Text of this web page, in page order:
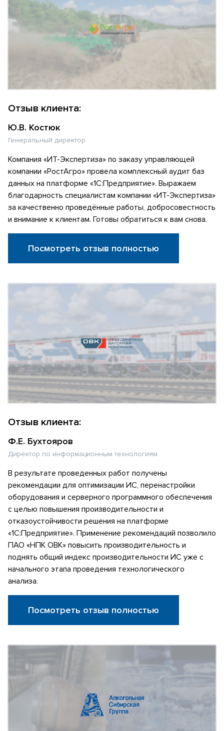
Отзыв клиента:
Ю.В. Костюк
Генеральный директор
Компания «ИТ-Экспертиза» по заказу управляющей
компании «РостАгро» провела комплексный аудит баз
данных на платформе «1С:Предприятие». Выражаем
благодарность специалистам компании «ИТ-Экспертиза»
за качественно проведённые работы, добросовестность
и внимание к клиентам. Готовы обратиться к вам снова.
Посмотреть отзыв полностью
Отзыв клиента:
Ф.Е. Бухтояров
Директор по информационным технологиям
В результате проведенных работ получены
рекомендации для оптимизации ИС, перенастройки
оборудования и серверного программного обеспечения
с целью повышения производительности и
отказоустойчивости решения на платформе
«1С:Предприятие». Применение рекомендаций позволило
ПАО «НПК ОВК» повысить производительность и
поднять общий индекс производительности ИС уже с
начального этапа проведения технологического
анализа.
Посмотреть отзыв полностью